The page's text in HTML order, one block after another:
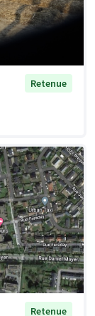
Retenue
Retenue